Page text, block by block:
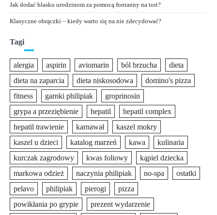
Jak dodać blasku urodzinom za pomocą fontanny na tort?
Klasyczne obrączki – kiedy warto się na nie zdecydować?
Tagi
alergia aspirin aviomarin ból brzucha
dieta
dieta na zaparcia
dieta niskosodowa
domino's pizza
fitness
garnki philipiak
groprinosin
grypa a przeziębienie
hepatil
hepatil complex
hepatil trawienie
karnawał
kaszel mokry
kaszel u dzieci
katalog marzeń kawa
kulinaria
kurczak zagrodowy
kwas foliowy
kąpiel dziecka
markowa odzież
naczynia philipiak no-spa
ostatki
pelavo
philipiak pierogi
pizza
powikłania po grypie
prezent wydarzenie